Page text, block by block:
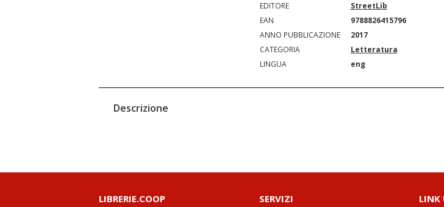
EDITORE
StreetLib
EAN
9788826415796
ANNO PUBBLICAZIONE
2017
CATEGORIA
Letteratura
LINGUA
eng
Descrizione
LIBRERIE.COOP SERVIZI LINK